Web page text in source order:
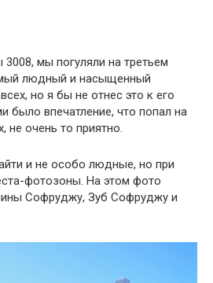
мы погуляли на третьем
людный и насыщенный
но я бы не отнес это к его
было впечатление, что попал на
не очень то приятно.
и не особо людные, но при
фотозоны. На этом фото
Софруджу, Зуб Софруджу и